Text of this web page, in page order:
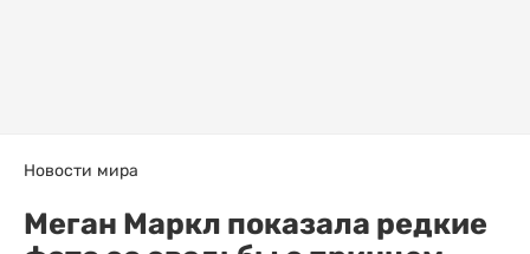
Новости мира
Меган Маркл показала редкие